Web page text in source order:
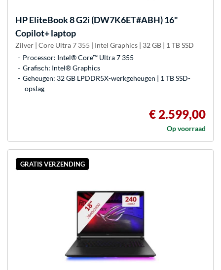
HPEliteBook 8 G2i (DW7K6ET#ABH) 16"
Copilot+ laptop
Zilver | Core Ultra 7 355 | Intel Graphics | 32 GB | 1 TB SSD
Processor: Intel® Core™ Ultra 7 355
Grafisch: Intel® Graphics
Geheugen: 32 GB LPDDR5X-werkgeheugen | 1 TB SSD-
opslag
€ 2.599,00
Op voorraad
GRATIS VERZENDING